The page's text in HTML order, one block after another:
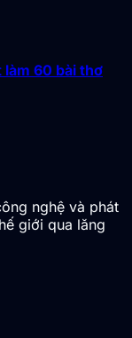
làm 60 bài thơ
nghệ và phát
giới qua lăng